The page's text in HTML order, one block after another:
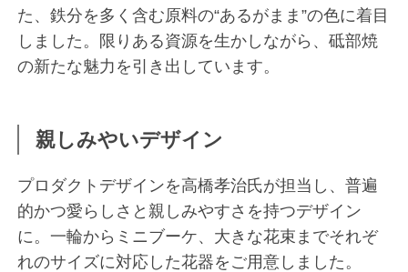
た、鉄分を多く含む原料の“あるがまま”の色に着目
しました。限りある資源を生かしながら、砥部焼
の新たな魅力を引き出しています。
親しみやいデザイン
プロダクトデザインを高橋孝治氏が担当し、普遍
的かつ愛らしさと親しみやすさを持つデザイン
に。一輪からミニブーケ、大きな花束までそれぞ
れのサイズに対応した花器をご用意しました。